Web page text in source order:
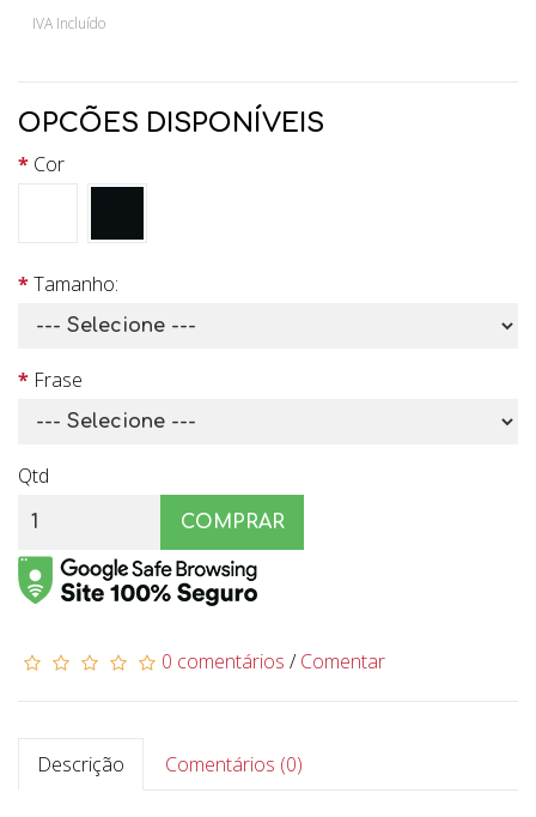
IVA Incluído
OPCÕES DISPONÍVEIS
Cor
Tamanho:
Frase
Qtd
COMPRAR
0 comentários /Comentar
Descrição Comentários (0)